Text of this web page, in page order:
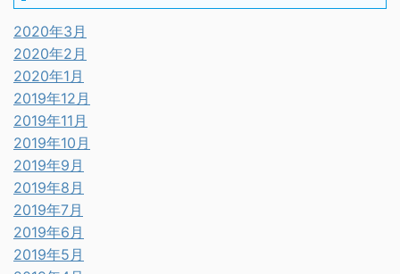
2020年3月
2020年2月
2020年1月
2019年12月
2019年11月
2019年10月
2019年9月
2019年8月
2019年7月
2019年6月
2019年5月